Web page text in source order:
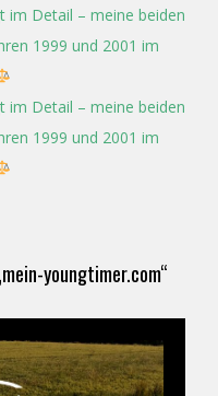
im Detail – meine beiden
1999 und 2001 im
im Detail – meine beiden
1999 und 2001 im
youngtimer.com“